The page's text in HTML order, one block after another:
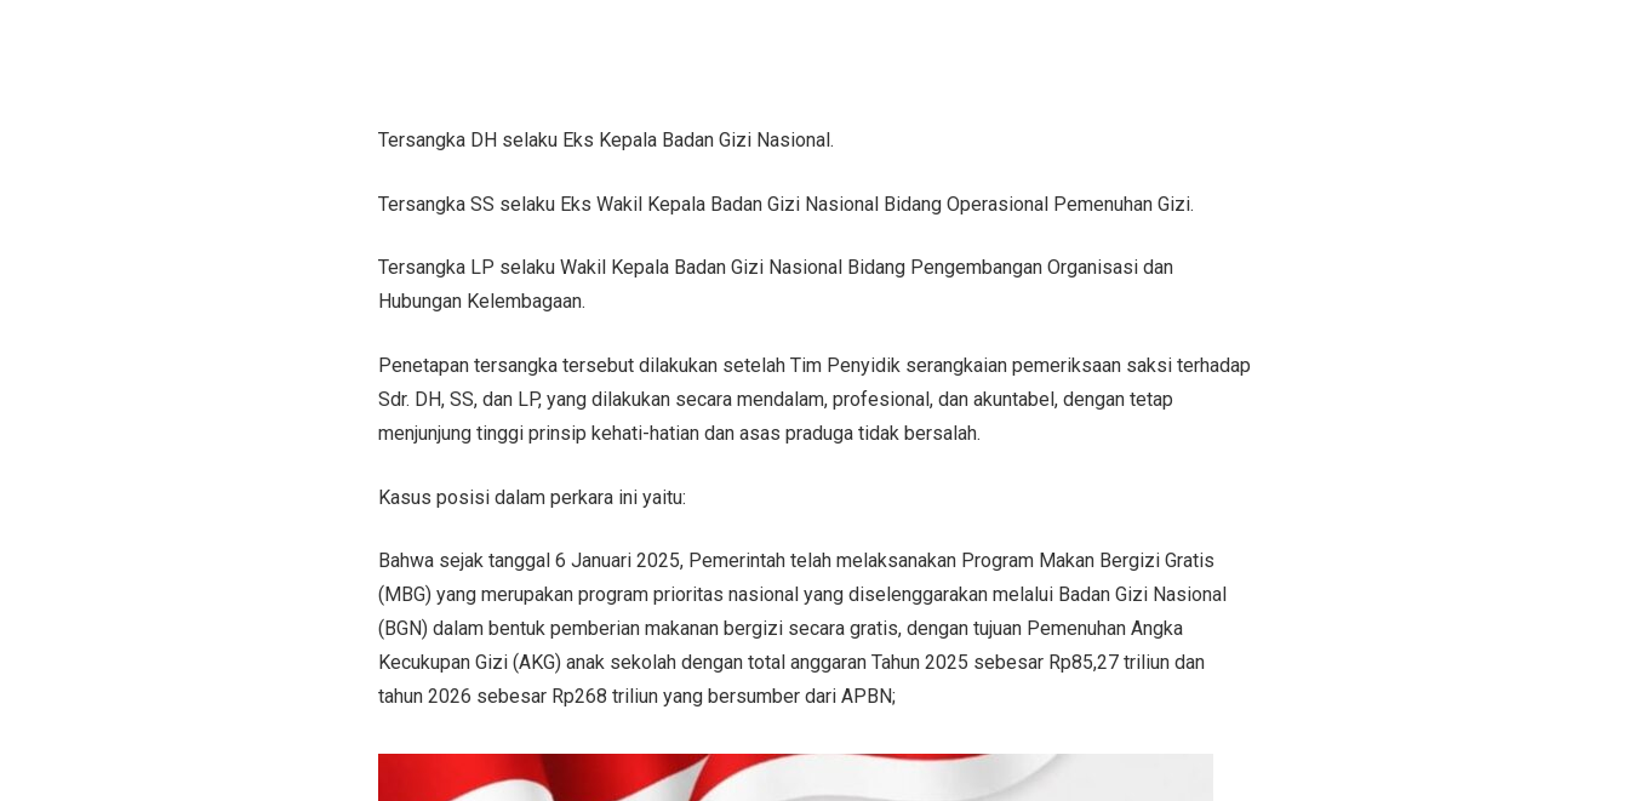
Tersangka DH selaku Eks Kepala Badan Gizi Nasional.
Tersangka SS selaku Eks Wakil Kepala Badan Gizi Nasional Bidang Operasional Pemenuhan Gizi.
Tersangka LP selaku Wakil Kepala Badan Gizi Nasional Bidang Pengembangan Organisasi dan
Hubungan Kelembagaan.
Penetapan tersangka tersebut dilakukan setelah Tim Penyidik serangkaian pemeriksaan saksi terhadap
Sdr. DH, SS, dan LP, yang dilakukan secara mendalam, profesional, dan akuntabel, dengan tetap
menjunjung tinggi prinsip kehati-hatian dan asas praduga tidak bersalah.
Kasus posisi dalam perkara ini yaitu:
Bahwa sejak tanggal 6 Januari 2025, Pemerintah telah melaksanakan Program Makan Bergizi Gratis
(MBG) yang merupakan program prioritas nasional yang diselenggarakan melalui Badan Gizi Nasional
(BGN) dalam bentuk pemberian makanan bergizi secara gratis, dengan tujuan Pemenuhan Angka
Kecukupan Gizi (AKG) anak sekolah dengan total anggaran Tahun 2025 sebesar Rp85,27 triliun dan
tahun 2026 sebesar Rp268 triliun yang bersumber dari APBN;